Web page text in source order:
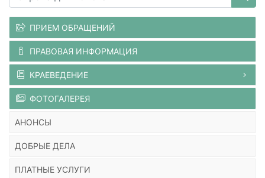
ПРИЕМ ОБРАЩЕНИЙ
ПРАВОВАЯ ИНФОРМАЦИЯ
КРАЕВЕДЕНИЕ
ФОТОГАЛЕРЕЯ
АНОНСЫ
ДОБРЫЕ ДЕЛА
ПЛАТНЫЕ УСЛУГИ